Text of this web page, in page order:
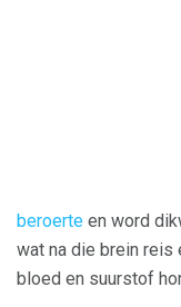
beroerte en word
wat na die brein reis
bloed en suurstof